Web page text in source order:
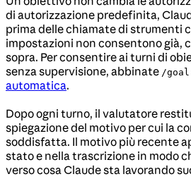
di autorizzazione predefinita,
prima delle chiamate di strumenti
impostazioni non consentono già,
sopra. Per consentire ai turni di
senza supervisione, abbinate /goal
automatica.
Dopo ogni turno, il valutatore
spiegazione del motivo per cui la
soddisfatta. Il motivo più recente
stato e nella trascrizione in modo
verso cosa Claude sta lavorando